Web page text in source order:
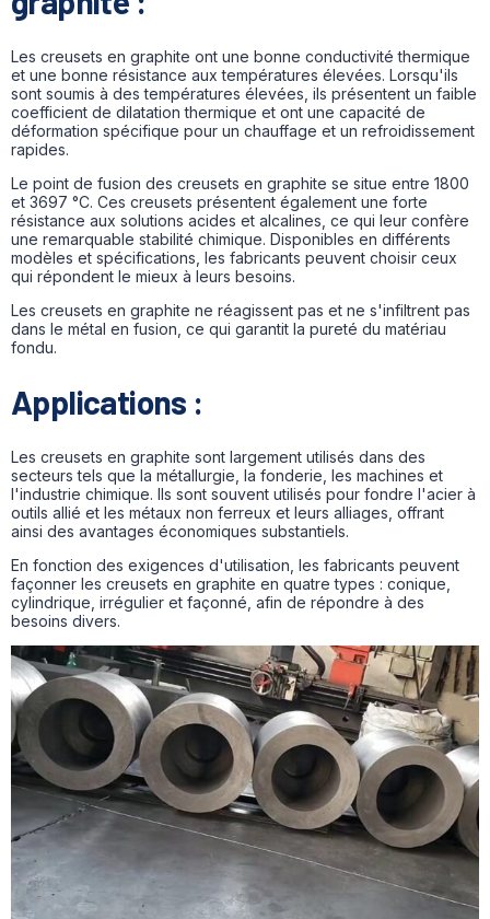
Les creusets en graphite ont une bonne conductivité thermique
et une bonne résistance aux températures élevées. Lorsqu'ils
sont soumis à des températures élevées, ils présentent un faible
coefficient de dilatation thermique et ont une capacité de
déformation spécifique pour un chauffage et un refroidissement
rapides.
Le point de fusion des creusets en graphite se situe entre 1800
et 3697 °C. Ces creusets présentent également une forte
résistance aux solutions acides et alcalines, ce qui leur confère
une remarquable stabilité chimique. Disponibles en différents
modèles et spécifications, les fabricants peuvent choisir ceux
qui répondent le mieux à leurs besoins.
Les creusets en graphite ne réagissent pas et ne s'infiltrent pas
dans le métal en fusion, ce qui garantit la pureté du matériau
fondu.
Applications :
Les creusets en graphite sont largement utilisés dans des
secteurs tels que la métallurgie, la fonderie, les machines et
l'industrie chimique. Ils sont souvent utilisés pour fondre l'acier à
outils allié et les métaux non ferreux et leurs alliages, offrant
ainsi des avantages économiques substantiels.
En fonction des exigences d'utilisation, les fabricants peuvent
façonner les creusets en graphite en quatre types : conique,
cylindrique, irrégulier et façonné, afin de répondre à des
besoins divers.